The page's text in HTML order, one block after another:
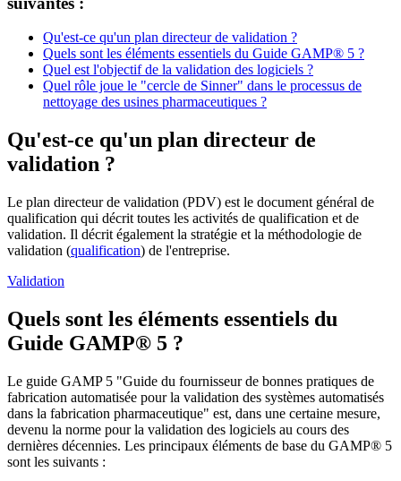
Qu'est-ce qu'un plan directeur de validation ?
Quels sont les éléments essentiels du Guide GAMP® 5 ?
Quel est l'objectif de la validation des logiciels ?
Quel rôle joue le "cercle de Sinner" dans le processus de
nettoyage des usines pharmaceutiques ?
Qu'est-ce qu'un plan directeur de
validation ?
Le plan directeur de validation (PDV) est le document général de
qualification qui décrit toutes les activités de qualification et de
validation. Il décrit également la stratégie et la méthodologie de
validation (qualification) de l'entreprise.
Validation
Quels sont les éléments essentiels du
Guide GAMP® 5 ?
Le guide GAMP 5 "Guide du fournisseur de bonnes pratiques de
fabrication automatisée pour la validation des systèmes automatisés
dans la fabrication pharmaceutique" est, dans une certaine mesure,
devenu la norme pour la validation des logiciels au cours des
dernières décennies. Les principaux éléments de base du GAMP® 5
sont les suivants :